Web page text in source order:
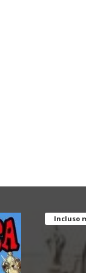
Incluso